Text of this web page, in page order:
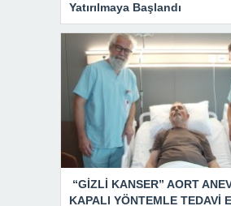
Yatırılmaya Başlandı
“GİZLİ KANSER” AORT
KAPALI YÖNTEMLE TEDAVİ